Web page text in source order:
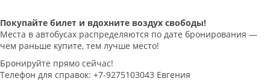
Покупайте билет и вдохните воздух свободы!
Места в автобусах распределяются по дате бронирования —
чем раньше купите, тем лучше место!
Бронируйте прямо сейчас!
Телефон для справок: +7-9275103043 Евгения